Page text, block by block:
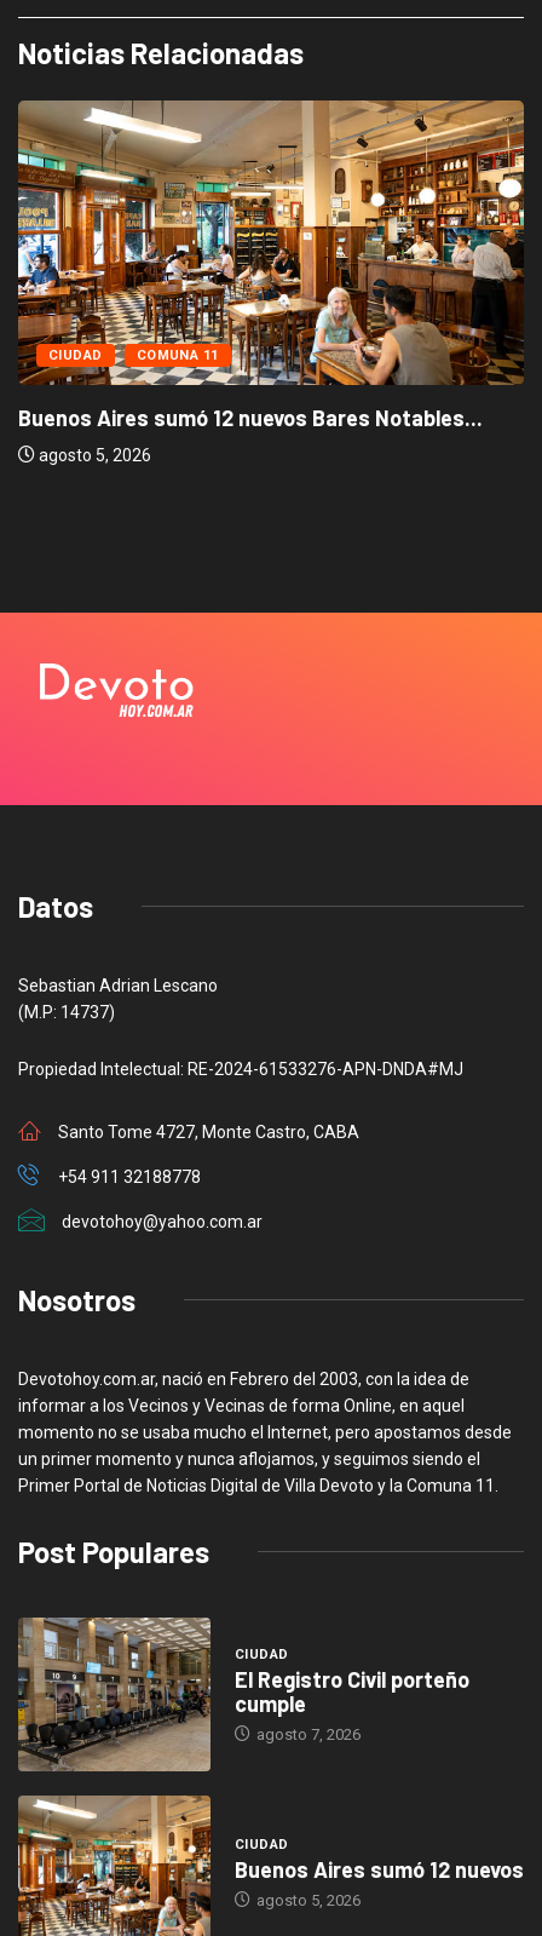
Noticias Relacionadas
CIUDAD COMUNA 11
Buenos Aires sumó 12 nuevos Bares Notables...
agosto 5, 2026
Datos
Sebastian Adrian Lescano
(M.P: 14737)
Propiedad Intelectual: RE-2024-61533276-APN-DNDA#MJ
Santo Tome 4727, Monte Castro, CABA
+54 911 32188778
devotohoy@yahoo.com.ar
Nosotros
Devotohoy.com.ar, nació en Febrero del 2003, con la idea de
informar a los Vecinos y Vecinas de forma Online, en aquel
momento no se usaba mucho el Internet, pero apostamos desde
un primer momento y nunca aflojamos, y seguimos siendo el
Primer Portal de Noticias Digital de Villa Devoto y la Comuna 11.
Post Populares
CIUDAD
El Registro Civil porteño
cumple
agosto 7, 2026
CIUDAD
Buenos Aires sumó 12 nuevos
agosto 5, 2026